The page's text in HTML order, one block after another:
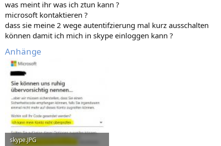
:
was meint ihr was ich ztun kann ?
microsoft kontaktieren ?
dass sie meine 2 wege autentifzierung mal kurz ausschalten
können damit ich mich in skype einloggen kann ?
Anhänge
skype.JPG